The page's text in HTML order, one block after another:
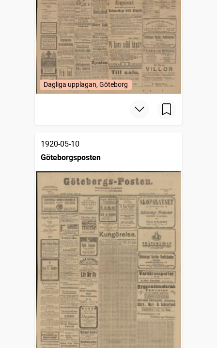
Dagliga upplagan, Göteborg
1920-05-10
Göteborgsposten